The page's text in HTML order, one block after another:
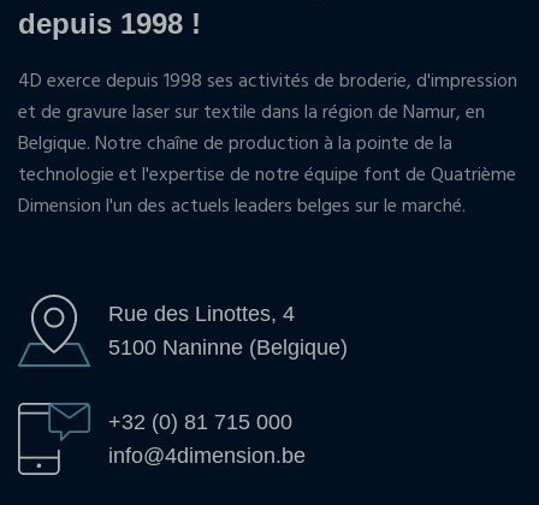
depuis 1998 !
4D exerce depuis 1998 ses activités de broderie, d'impression
et de gravure laser sur textile dans la région de Namur, en
Belgique. Notre chaîne de production à la pointe de la
technologie et l'expertise de notre équipe font de Quatrième
Dimension l'un des actuels leaders belges sur le marché.
Rue des Linottes, 4
5100 Naninne (Belgique)
+32 (0) 81 715 000
info@4dimension.be